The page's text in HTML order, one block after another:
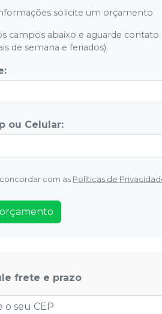
solicite um orçamento
campos abaixo e aguarde
de semana e feriados).
ou Celular:
com as Políticas de
frete e prazo